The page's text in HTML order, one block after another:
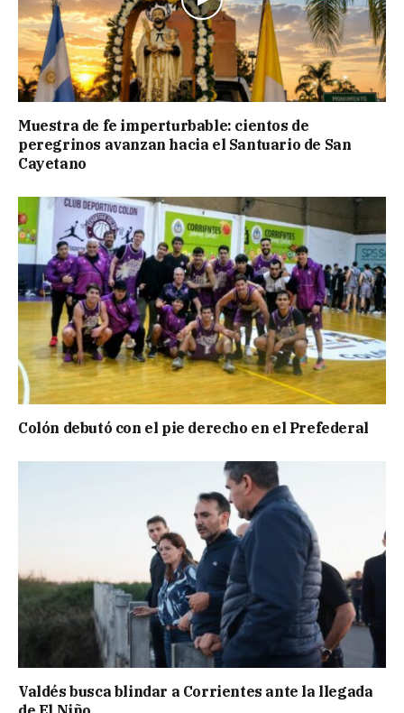
Muestra de fe imperturbable: cientos de
peregrinos avanzan hacia el Santuario de San
Cayetano
Colón debutó con el pie derecho en el Prefederal
Valdés busca blindar a Corrientes ante la llegada